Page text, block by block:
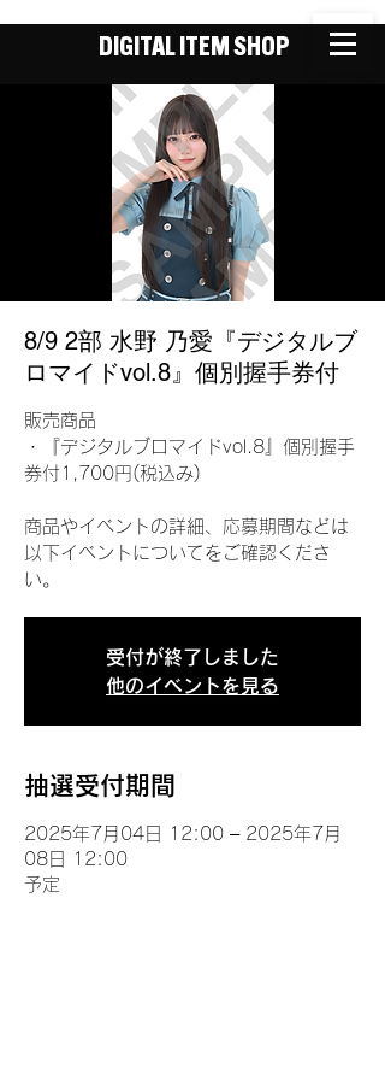
DIGITAL ITEM SHOP
8/9 2部 水野 乃愛『デジタルブ
ロマイドvol.8』個別握手券付
販売商品
・『デジタルブロマイドvol.8』個別握手
券付1,700円(税込み)
商品やイベントの詳細、応募期間などは
以下イベントについてをご確認くださ
い。
受付が終了しました
他のイベントを見る
抽選受付期間
2025年7月04日 12:00 – 2025年7月
08日 12:00
予定